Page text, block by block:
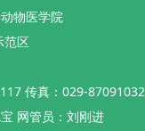
物医学院
范区
传真：029-87091032
网管员：刘刚进